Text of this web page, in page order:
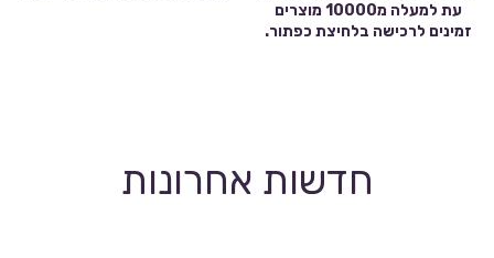
עת למעלה מ10000 מוצרים
זמינים לרכישה בלחיצת כפתור.
חדשות אחרונות